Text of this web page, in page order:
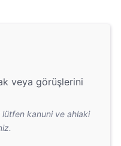
veya görüşlerini
lütfen kanuni ve ahlaki